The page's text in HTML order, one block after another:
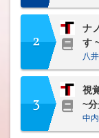
2
ナ
す
八
3
視
~
中